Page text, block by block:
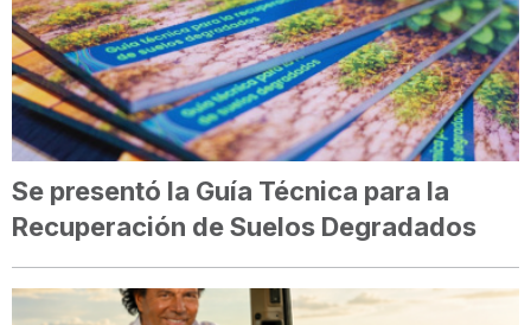
Se presentó la Guía Técnica para la
Recuperación de Suelos Degradados